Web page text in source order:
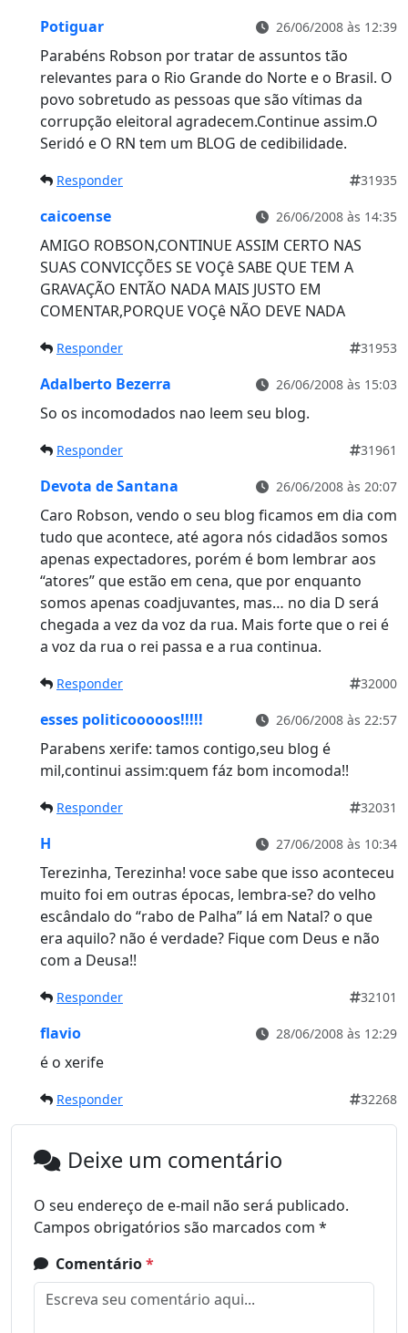
Potiguar 26/06/2008 às 12:39
Parabéns Robson por tratar de assuntos tão
relevantes para o Rio Grande do Norte e o Brasil. O
povo sobretudo as pessoas que são vítimas da
corrupção eleitoral agradecem.Continue assim.O
Seridó e O RN tem um BLOG de cedibilidade.
Responder 31935
caicoense 26/06/2008 às 14:35
AMIGO ROBSON,CONTINUE ASSIM CERTO NAS
SUAS CONVICÇÕES SE VOÇê SABE QUE TEM A
GRAVAÇÃO ENTÃO NADA MAIS JUSTO EM
COMENTAR,PORQUE VOÇê NÃO DEVE NADA
Responder 31953
Adalberto Bezerra 26/06/2008 às 15:03
So os incomodados nao leem seu blog.
Responder 31961
Devota de Santana 26/06/2008 às 20:07
Caro Robson, vendo o seu blog ficamos em dia com
tudo que acontece, até agora nós cidadãos somos
apenas expectadores, porém é bom lembrar aos
“atores” que estão em cena, que por enquanto
somos apenas coadjuvantes, mas… no dia D será
chegada a vez da voz da rua. Mais forte que o rei é
a voz da rua o rei passa e a rua continua.
Responder 32000
esses politicooooos!!!!! 26/06/2008 às 22:57
Parabens xerife: tamos contigo,seu blog é
mil,continui assim:quem fáz bom incomoda!!
Responder 32031
H 27/06/2008 às 10:34
Terezinha, Terezinha! voce sabe que isso aconteceu
muito foi em outras épocas, lembra-se? do velho
escândalo do “rabo de Palha” lá em Natal? o que
era aquilo? não é verdade? Fique com Deus e não
com a Deusa!!
Responder 32101
flavio 28/06/2008 às 12:29
é o xerife
Responder 32268
Deixe um comentário
O seu endereço de e-mail não será publicado.
Campos obrigatórios são marcados com *
Comentário*